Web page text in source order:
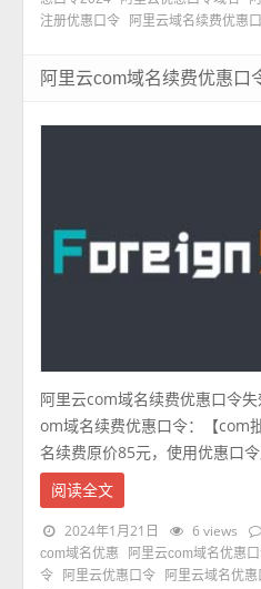
注册优惠口令
阿里云域名续费优惠
阿里云com域名续费优惠口
阿里云com域名续费优惠口令
om域名续费优惠口令：【com
名续费原价85元，使用优惠口
阅读全文
2024年1月21日 6 views
com域名优惠
阿里云com域名优惠
令
阿里云优惠口令 阿里云域名优惠